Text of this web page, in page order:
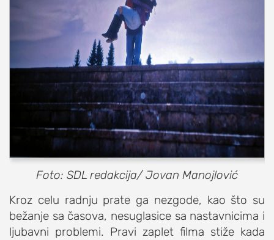
Foto: SDL redakcija/ Jovan Manojlović
Kroz celu radnju prate ga nezgode, kao što su
bežanje sa časova, nesuglasice sa nastavnicima i
ljubavni problemi. Pravi zaplet filma stiže kada